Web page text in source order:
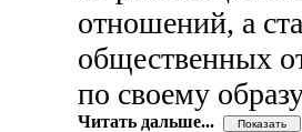
отношений, а
общественных
по своему
Читать дальше...